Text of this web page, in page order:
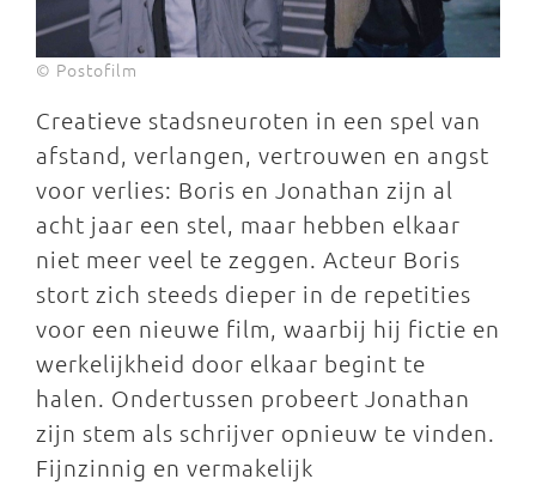
© Postofilm
Creatieve stadsneuroten in een spel van
afstand, verlangen, vertrouwen en angst
voor verlies: Boris en Jonathan zijn al
acht jaar een stel, maar hebben elkaar
niet meer veel te zeggen. Acteur Boris
stort zich steeds dieper in de repetities
voor een nieuwe film, waarbij hij fictie en
werkelijkheid door elkaar begint te
halen. Ondertussen probeert Jonathan
zijn stem als schrijver opnieuw te vinden.
Fijnzinnig en vermakelijk